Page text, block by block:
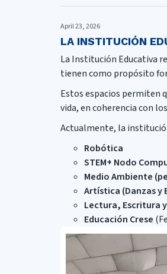
April 23, 2026
LA INSTITUCIÓN
La Institución Educativa
tienen como propósito
Estos espacios permiten
vida, en coherencia con
Actualmente, la
Robótica
STEM+ Nodo
Medio Ambiente
Artística (Danzas y
Lectura, Escritura
Educación Crese